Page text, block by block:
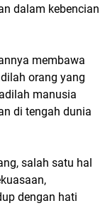
dalam kebencian
membawa
orang yang
manusia
di tengah dunia
salah satu hal
dengan hati